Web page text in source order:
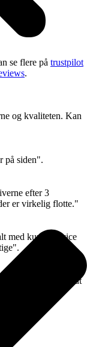
se flere på trustpilot
.
og kvaliteten. Kan
på siden".
efter 3
er virkelig flotte."
med kundeservice
7 dage, det var lidt